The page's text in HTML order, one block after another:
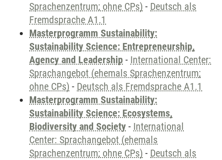
Sprachenzentrum; ohne CPs) - Deutsch als
Fremdsprache A1.1
Masterprogramm Sustainability:
Sustainability Science: Entrepreneurship,
Agency and Leadership - International Center:
Sprachangebot (ehemals Sprachenzentrum;
ohne CPs) - Deutsch als Fremdsprache A1.1
Masterprogramm Sustainability:
Sustainability Science: Ecosystems,
Biodiversity and Society - International
Center: Sprachangebot (ehemals
Sprachenzentrum; ohne CPs) - Deutsch als